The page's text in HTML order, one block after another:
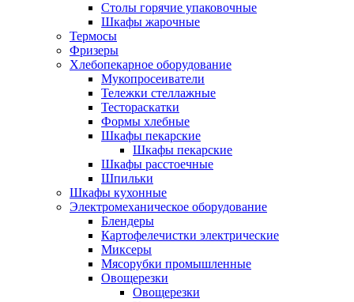
Столы горячие упаковочные
Шкафы жарочные
Термосы
Фризеры
Хлебопекарное оборудование
Мукопросеиватели
Тележки стеллажные
Тестораскатки
Формы хлебные
Шкафы пекарские
Шкафы пекарские
Шкафы расстоечные
Шпильки
Шкафы кухонные
Электромеханическое оборудование
Блендеры
Картофелечистки электрические
Миксеры
Мясорубки промышленные
Овощерезки
Овощерезки